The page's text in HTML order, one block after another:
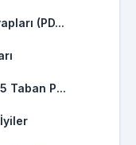
(PD...
Taban P...